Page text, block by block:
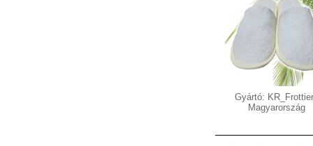
Gyártó:
Magyarország